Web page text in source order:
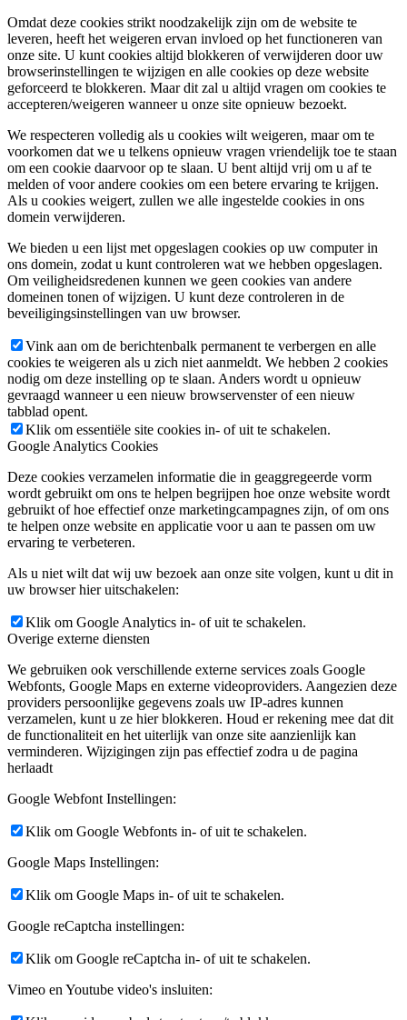
Omdat deze cookies strikt noodzakelijk zijn om de website te
leveren, heeft het weigeren ervan invloed op het functioneren van
onze site. U kunt cookies altijd blokkeren of verwijderen door uw
browserinstellingen te wijzigen en alle cookies op deze website
geforceerd te blokkeren. Maar dit zal u altijd vragen om cookies te
accepteren/weigeren wanneer u onze site opnieuw bezoekt.
We respecteren volledig als u cookies wilt weigeren, maar om te
voorkomen dat we u telkens opnieuw vragen vriendelijk toe te staan
om een cookie daarvoor op te slaan. U bent altijd vrij om u af te
melden of voor andere cookies om een betere ervaring te krijgen.
Als u cookies weigert, zullen we alle ingestelde cookies in ons
domein verwijderen.
We bieden u een lijst met opgeslagen cookies op uw computer in
ons domein, zodat u kunt controleren wat we hebben opgeslagen.
Om veiligheidsredenen kunnen we geen cookies van andere
domeinen tonen of wijzigen. U kunt deze controleren in de
beveiligingsinstellingen van uw browser.
Vink aan om de berichtenbalk permanent te verbergen en alle
cookies te weigeren als u zich niet aanmeldt. We hebben 2 cookies
nodig om deze instelling op te slaan. Anders wordt u opnieuw
gevraagd wanneer u een nieuw browservenster of een nieuw
tabblad opent.
Klik om essentiële site cookies in- of uit te schakelen.
Google Analytics Cookies
Deze cookies verzamelen informatie die in geaggregeerde vorm
wordt gebruikt om ons te helpen begrijpen hoe onze website wordt
gebruikt of hoe effectief onze marketingcampagnes zijn, of om ons
te helpen onze website en applicatie voor u aan te passen om uw
ervaring te verbeteren.
Als u niet wilt dat wij uw bezoek aan onze site volgen, kunt u dit in
uw browser hier uitschakelen:
Klik om Google Analytics in- of uit te schakelen.
Overige externe diensten
We gebruiken ook verschillende externe services zoals Google
Webfonts, Google Maps en externe videoproviders. Aangezien deze
providers persoonlijke gegevens zoals uw IP-adres kunnen
verzamelen, kunt u ze hier blokkeren. Houd er rekening mee dat dit
de functionaliteit en het uiterlijk van onze site aanzienlijk kan
verminderen. Wijzigingen zijn pas effectief zodra u de pagina
herlaadt
Google Webfont Instellingen:
Klik om Google Webfonts in- of uit te schakelen.
Google Maps Instellingen:
Klik om Google Maps in- of uit te schakelen.
Google reCaptcha instellingen:
Klik om Google reCaptcha in- of uit te schakelen.
Vimeo en Youtube video's insluiten: